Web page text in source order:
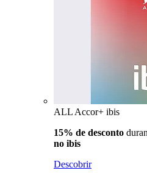
ALL Accor+ ibis
15% de desconto
no ibis
Descobrir